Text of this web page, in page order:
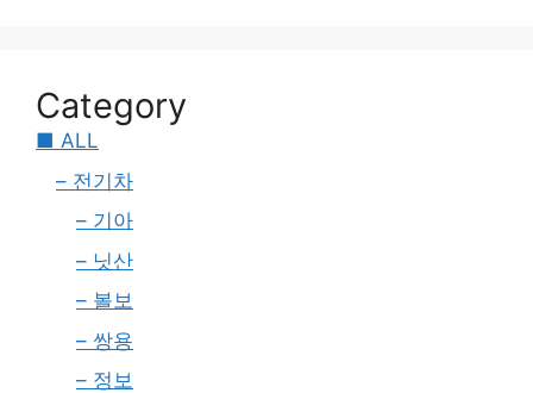
Category
■ ALL
– 전기차
– 기아
– 닛산
– 볼보
– 쌍용
– 정보